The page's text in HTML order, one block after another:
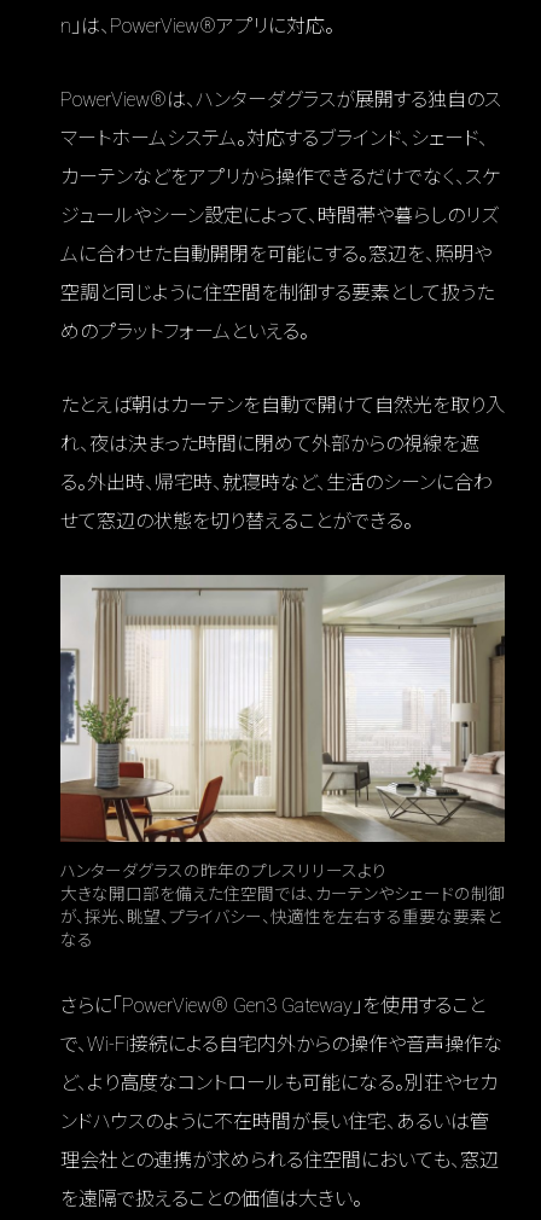
n」は、PowerView®アプリに対応。
PowerView®は、ハンターダグラスが展開する独自のス
マートホームシステム。対応するブラインド、シェード、
カーテンなどをアプリから操作できるだけでなく、スケ
ジュールやシーン設定によって、時間帯や暮らしのリズ
ムに合わせた自動開閉を可能にする。窓辺を、照明や
空調と同じように住空間を制御する要素として扱うた
めのプラットフォームといえる。
たとえば朝はカーテンを自動で開けて自然光を取り入
れ、夜は決まった時間に閉めて外部からの視線を遮
る。外出時、帰宅時、就寝時など、生活のシーンに合わ
せて窓辺の状態を切り替えることができる。
ハンターダグラスの昨年のプレスリリースより
大きな開口部を備えた住空間では、カーテンやシェードの制御
が、採光、眺望、プライバシー、快適性を左右する重要な要素と
なる
さらに「PowerView® Gen3 Gateway」を使用すること
で、Wi-Fi接続による自宅内外からの操作や音声操作な
ど、より高度なコントロールも可能になる。別荘やセカ
ンドハウスのように不在時間が長い住宅、あるいは管
理会社との連携が求められる住空間においても、窓辺
を遠隔で扱えることの価値は大きい。